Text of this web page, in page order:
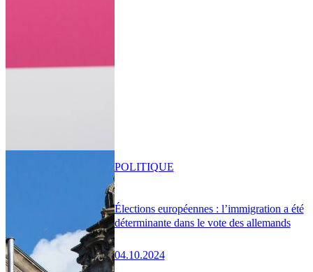
Élections européennes : l’immigration a été
déterminante dans le vote des allemands
04.10.2024
POLITIQUE